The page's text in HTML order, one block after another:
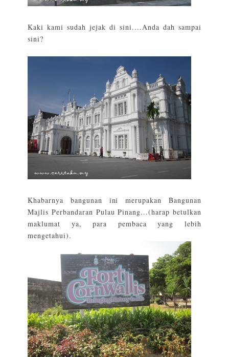
Kaki kami sudah jejak di sini....Anda dah sampai
sini?
Khabarnya bangunan ini merupakan Bangunan
Majlis Perbandaran Pulau Pinang...(harap betulkan
maklumat ya, para pembaca yang lebih
mengetahui).